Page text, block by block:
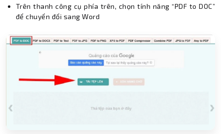
Trên thanh công cụ phía trên, chọn tính năng “PDF to DOC”
để chuyển đổi sang Word